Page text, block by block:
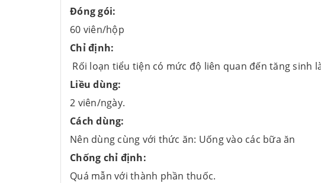
Đóng gói:
60 viên/hộp
Chỉ định:
Rối loạn tiểu tiện có mức độ liên quan đến tăng sinh
Liều dùng:
2 viên/ngày.
Cách dùng:
Nên dùng cùng với thức ăn: Uống vào các bữa ăn
Chống chỉ định:
Quá mẫn với thành phần thuốc.